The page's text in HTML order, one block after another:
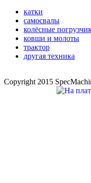
катки
самосвалы
колёсные
ковши и молоты
трактор
другая техника
Copyright 2015